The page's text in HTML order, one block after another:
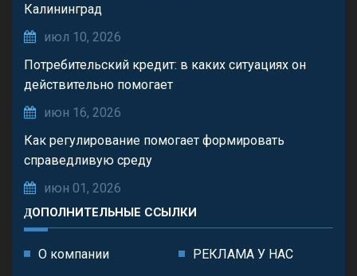
Калининград
июл 10, 2026
Потребительский кредит: в каких ситуациях он
действительно помогает
июн 16, 2026
Как регулирование помогает формировать
справедливую среду
июн 01, 2026
ДОПОЛНИТЕЛЬНЫЕ ССЫЛКИ
О компании РЕКЛАМА У НАС